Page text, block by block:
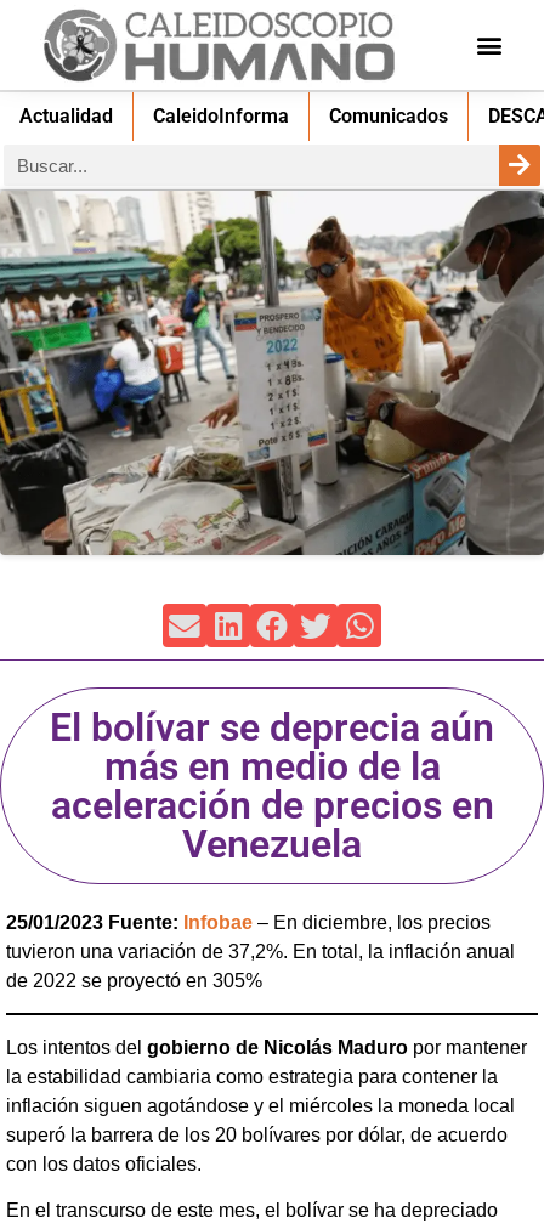
Actualidad CaleidoInforma Comunicados
El bolívar se deprecia aún
más en medio de la
aceleración de precios en
Venezuela
25/01/2023 Fuente: Infobae – En diciembre, los precios
tuvieron una variación de 37,2%. En total, la inflación anual
de 2022 se proyectó en 305%
Los intentos del gobierno de Nicolás Maduro por mantener
la estabilidad cambiaria como estrategia para contener la
inflación siguen agotándose y el miércoles la moneda local
superó la barrera de los 20 bolívares por dólar, de acuerdo
con los datos oficiales.
En el transcurso de este mes, el bolívar se ha depreciado